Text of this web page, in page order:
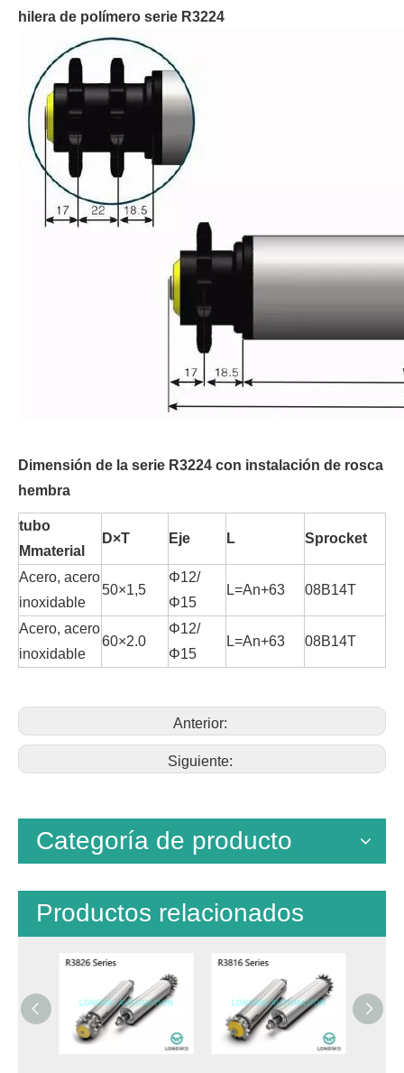
hilera de polímero serie R3224
Dimensión de la serie R3224 con instalación de rosca
hembra
tubo
Mmaterial
D×T Eje L Sprocket
Acero, acero
inoxidable
50×1,5
Φ12/
Φ15
L=An+63 08B14T
Acero, acero
inoxidable
60×2.0
Φ12/
Φ15
L=An+63 08B14T
Anterior:
Siguiente:
Categoría de producto
Productos relacionados